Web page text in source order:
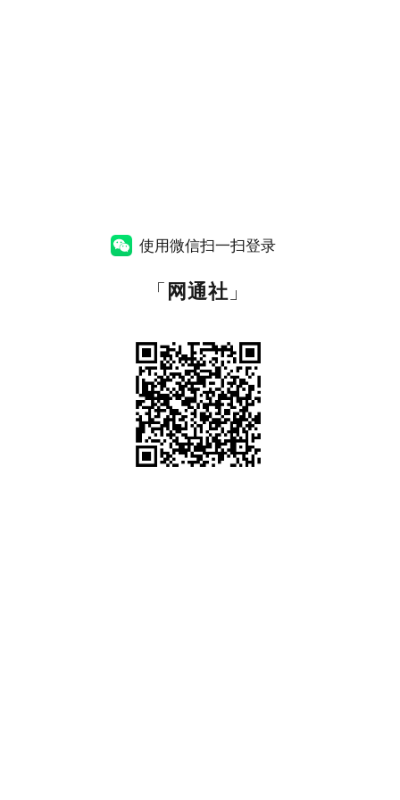
使用微信扫一扫登录
「 网通社 」